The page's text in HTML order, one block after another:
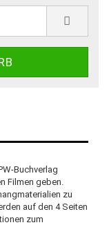
Buchverlag
Filmen geben.
zu
auf den 4 Seiten
zum